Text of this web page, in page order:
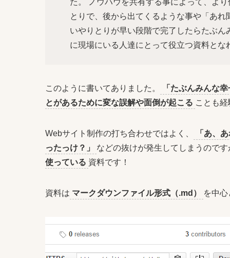
とりで、後から出てくるような事や「あ
いやりとりが早い段階で完了したらたぶ
に現場にいる人達にとって役立つ資料とな
このように書いてありました。
「たぶんみんな
とがあるために変な誤解や面倒が起こる ことも
Webサイト制作の打ち合わせではよく、
「あ、
ったっけ？」
などの抜けが発生してしまうので
使っている 資料です！
資料は マークダウンファイル形式（.md） を中